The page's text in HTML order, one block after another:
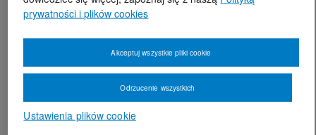
prywatności i plików cookies
Ustawienia plików cookie
Odrzucenie wszystkich
Akceptuj wszystkie pliki cookie